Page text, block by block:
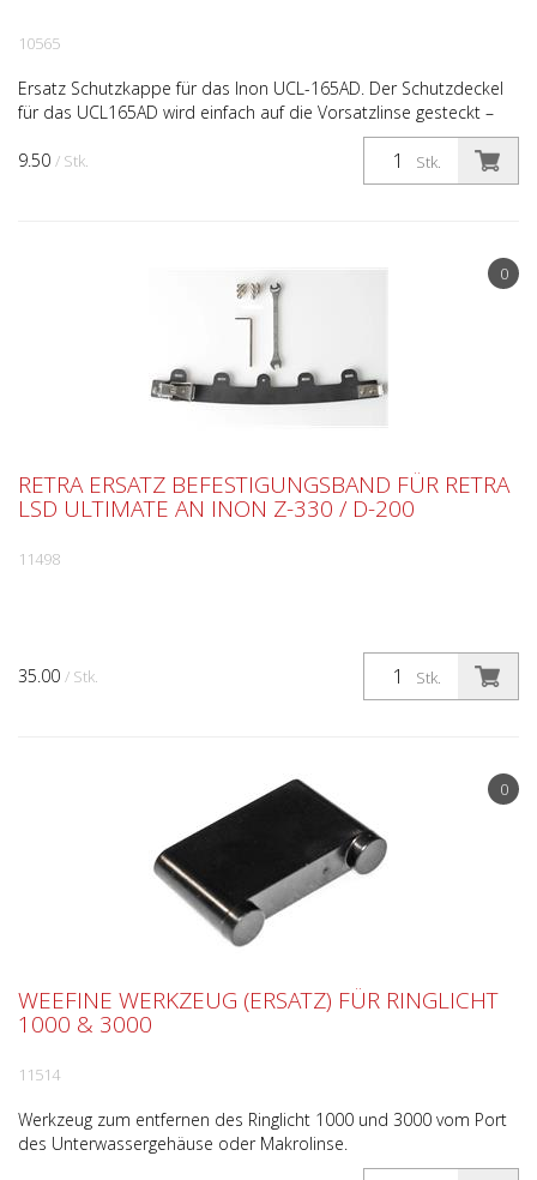
9.50 / Stk. Stk.
10565
Ersatz Schutzkappe für das Inon UCL-165AD. Der Schutzdeckel
für das UCL165AD wird einfach auf die Vorsatzlinse gesteckt –
und schon ist das Glas vor Kratzern und Schlägen...
0
35.00 / Stk. Stk.
RETRA ERSATZ BEFESTIGUNGSBAND FÜR RETRA
LSD ULTIMATE AN INON Z-330 / D-200
11498
0
WEEFINE WERKZEUG (ERSATZ) FÜR RINGLICHT
1000 & 3000
11514
Werkzeug zum entfernen des Ringlicht 1000 und 3000 vom Port
des Unterwassergehäuse oder Makrolinse.